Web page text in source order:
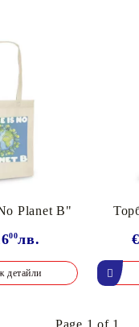
Planet B"
00лв.
детайли